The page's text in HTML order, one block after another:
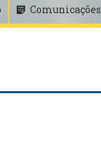
Comunicações